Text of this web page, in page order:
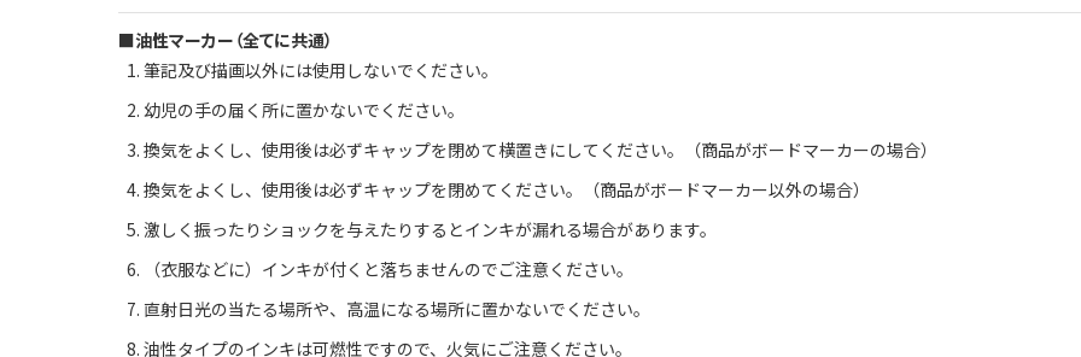
■油性マーカー（全てに共通）
筆記及び描画以外には使用しないでください。
幼児の手の届く所に置かないでください。
換気をよくし、使用後は必ずキャップを閉めて横置きにしてください。（商品がボードマーカーの場合）
換気をよくし、使用後は必ずキャップを閉めてください。（商品がボードマーカー以外の場合）
激しく振ったりショックを与えたりするとインキが漏れる場合があります。
（衣服などに）インキが付くと落ちませんのでご注意ください。
直射日光の当たる場所や、高温になる場所に置かないでください。
油性タイプのインキは可燃性ですので、火気にご注意ください。